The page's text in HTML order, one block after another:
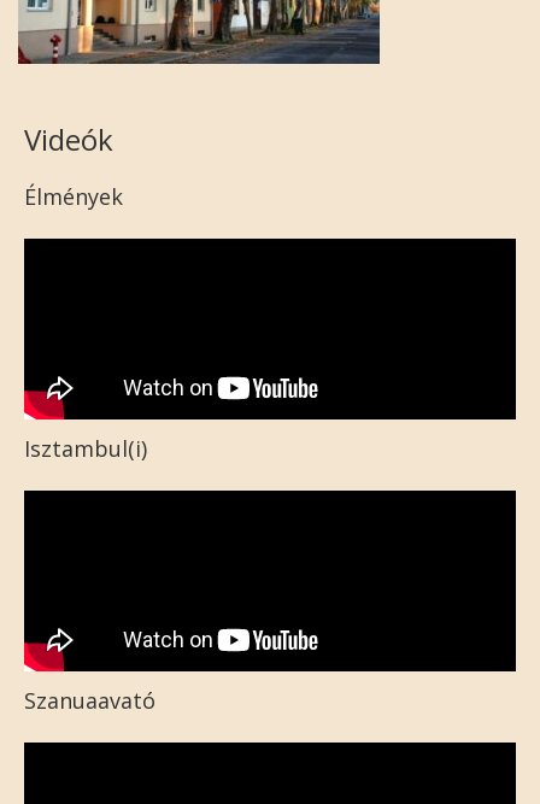
Videók
Élmények
Isztambul(i)
Szanuaavató